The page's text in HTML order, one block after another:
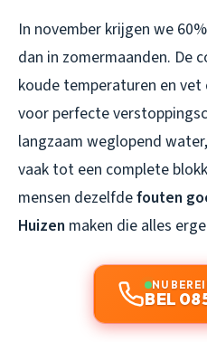
In november krijgen we
dan in zomermaanden. De
koude temperaturen en
voor perfecte
langzaam weglopend
vaak tot een complete
mensen dezelfdefouten
Huizen maken die alles
NU
BEL